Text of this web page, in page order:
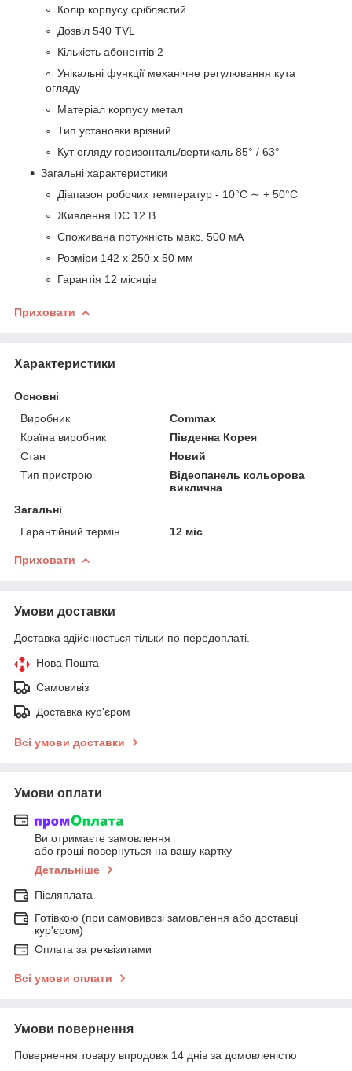
Колір корпусу сріблястий
Дозвіл 540 TVL
Кількість абонентів 2
Унікальні функції механічне регулювання кута
огляду
Матеріал корпусу метал
Тип установки врізний
Кут огляду горизонталь/вертикаль 85° / 63°
Загальні характеристики
Діапазон робочих температур - 10°С ∼ + 50°С
Живлення DC 12 В
Споживана потужність макс. 500 мА
Розміри 142 х 250 х 50 мм
Гарантія 12 місяців
Приховати
Характеристики
Основні
Виробник
Commax
Країна виробник
Південна Корея
Стан
Новий
Тип пристрою
Відеопанель кольорова
виклична
Загальні
Гарантійний термін
12 міс
Приховати
Умови доставки
Доставка здійснюється тільки по передоплаті.
Нова Пошта
Самовивіз
Доставка кур'єром
Всі умови доставки
Умови оплати
Ви отримаєте замовлення
або гроші повернуться на вашу картку
Детальніше
Післяплата
Готівкою (при самовивозі замовлення або доставці
кур'єром)
Оплата за реквізитами
Всі умови оплати
Умови повернення
Повернення товару впродовж 14 днів за домовленістю